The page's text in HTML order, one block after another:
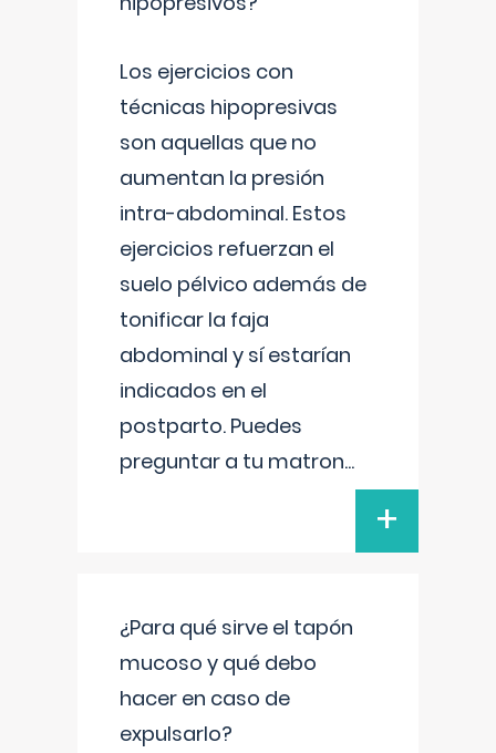
Los ejercicios con
técnicas hipopresivas
son aquellas que no
aumentan la presión
intra-abdominal. Estos
ejercicios refuerzan el
suelo pélvico además de
tonificar la faja
abdominal y sí estarían
indicados en el
postparto. Puedes
preguntar a tu matron...
+
¿Para qué sirve el tapón
mucoso y qué debo
hacer en caso de
expulsarlo?